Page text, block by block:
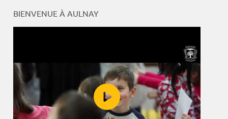
BIENVENUE À AULNAY